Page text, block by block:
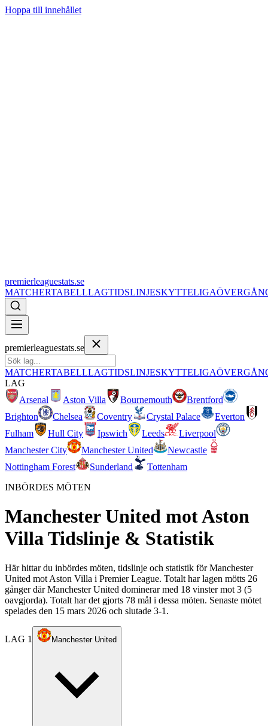
Hoppa till innehållet
premierleaguestats.se
MATCHERTABELLLAGTIDSLINJESKYTTELIGA
premierleaguestats.se
MATCHERTABELLLAGTIDSLINJESKYTTELIGA
LAG
Arsenal
Aston Villa Bournemouth
Brentford
Brighton
Chelsea Coventry Crystal Palace
Everton
Fulham
Hull City Ipswich Leeds
Liverpool
Manchester City
Manchester United
Newcastle
Nottingham Forest
Sunderland
Tottenham
INBÖRDES MÖTEN
Manchester United motAston
VillaTidslinje & Statistik
Här hittar du inbördes möten, tidslinje och statistik för Manchester
United mot Aston Villa i Premier League. Totalt har lagen mötts 26
gånger där Manchester United dominerar med 18 vinster mot 3 (5
oavgjorda). Totalt har det gjorts 78 mål i dessa möten. Senaste mötet
spelades den 15 mars 2026 och slutade 3-1.
LAG 1 Manchester United